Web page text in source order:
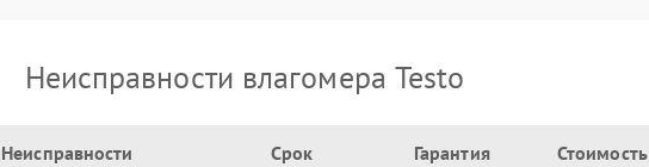
Неисправности влагомера Testo
Неисправности Срок Гарантия Стоимость